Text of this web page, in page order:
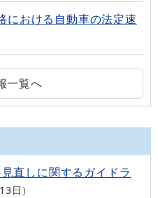
における自動車の法定速
一覧へ
直しに関するガイドラ
日